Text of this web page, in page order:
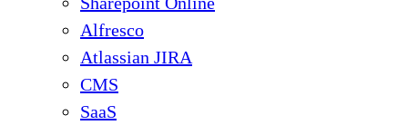
Alfresco
Atlassian JIRA
CMS
SaaS